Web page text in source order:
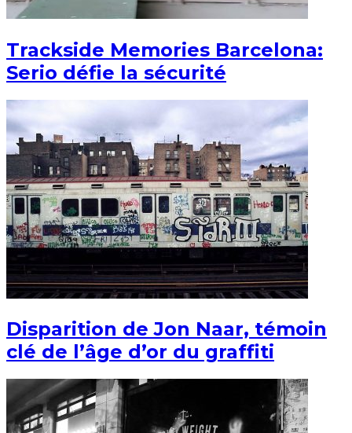
Trackside Memories Barcelona:
Serio défie la sécurité
Disparition de Jon Naar, témoin
clé de l’âge d’or du graffiti